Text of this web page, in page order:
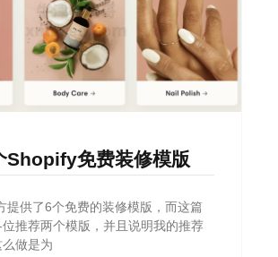
Shopify免费装修模版
提供了6个免费的装修模版，而这篇
推荐两个模版，并且说明我的推荐
做是为